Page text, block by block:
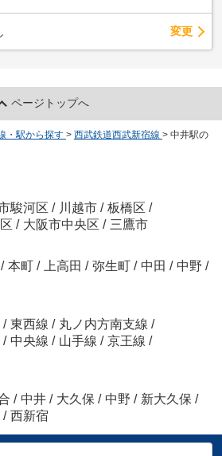
変更
ページトップへ
・駅から探す > 西武鉄道西武新宿線 > 中井駅の
駿河区 / 川越市 / 板橋区 /
/ 大阪市中央区 / 三鷹市
/ 本町 / 上高田 / 弥生町 / 中田 / 中野 /
/ 東西線 / 丸ノ内方南支線 /
/ 中央線 / 山手線 / 京王線 /
/ 中井 / 大久保 / 中野 / 新大久保 /
/ 西新宿